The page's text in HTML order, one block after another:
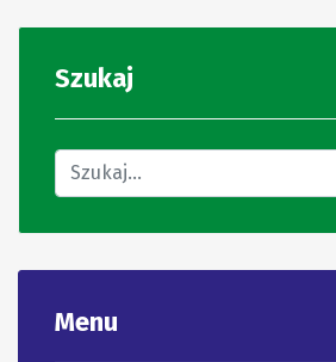
Szukaj
Znajdź na stronie
Menu